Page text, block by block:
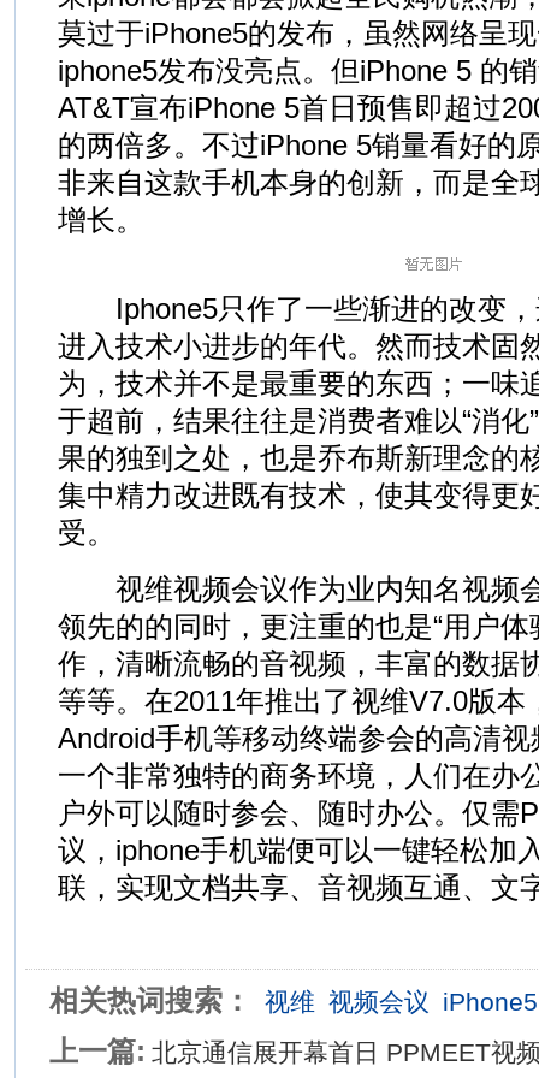
莫过于iPhone5的发布，虽然网络呈
iphone5发布没亮点。但iPhone 5 的
AT&T宣布iPhone 5首日预售即超过
的两倍多。不过iPhone 5销量看好的
非来自这款手机本身的创新，而是全
增长。
Iphone5只作了一些渐进的改变，
进入技术小进步的年代。然而技术固
为，技术并不是最重要的东西；一味
于超前，结果往往是消费者难以“消
果的独到之处，也是乔布斯新理念
集中精力改进既有技术，使其变得更
受。
视维视频会议作为业内知名视频
领先的的同时，更注重的也是“用户
作，清晰流畅的音视频，丰富的数据
等等。在2011年推出了视维V7.0版本
Android手机等移动终端参会的高清
一个非常独特的商务环境，人们在办
户外可以随时参会、随时办公。仅需
议，iphone手机端便可以一键轻松加
联，实现文档共享、音视频互通、文
相关热词搜索： 视维 视频会议 iPhone5
上一篇: 北京通信展开幕首日 PPMEET视